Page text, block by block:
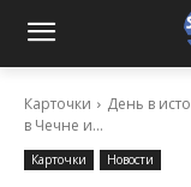
Карточки
День в
в Чечне и...
Карточки Новости